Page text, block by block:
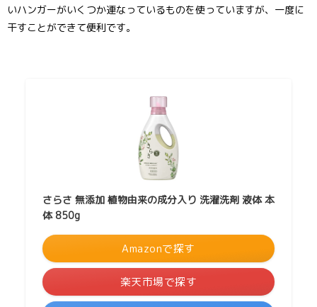
いハンガーがいくつか連なっているものを使っていますが、一度に
干すことができて便利です。
さらさ 無添加 植物由来の成分入り 洗濯洗剤 液体 本
体 850g
Amazonで探す
楽天市場で探す